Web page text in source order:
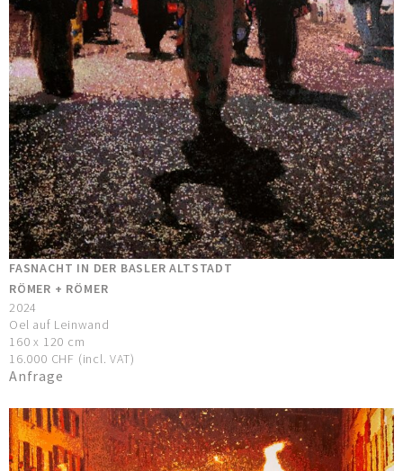
FASNACHT IN DER BASLER ALTSTADT
RÖMER + RÖMER
2024
Oel auf Leinwand
160 x 120 cm
16.000 CHF (incl. VAT)
Anfrage